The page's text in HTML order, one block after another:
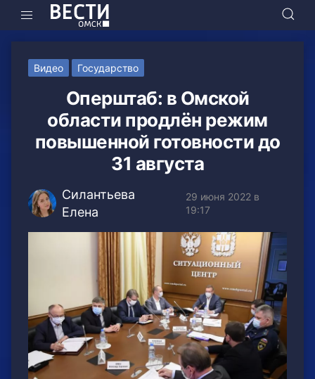
Видео Государство
Оперштаб: в Омской
области продлён режим
повышенной готовности до
31 августа
Силантьева
Елена
29 июня 2022 в
19:17